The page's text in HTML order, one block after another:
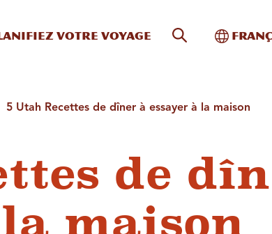
votre voyage Recherche
5 Utah Recettes de dîner à essayer à la maison
de
maison